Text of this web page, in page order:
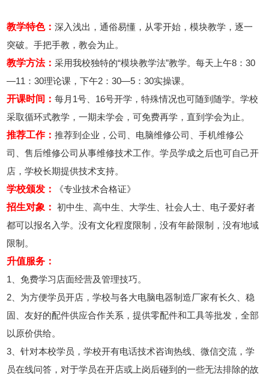
教学特色：深入浅出，通俗易懂，从零开始，模块教学，逐一
突破。手把手教，教会为止。
教学方法：采用我校独特的“模块教学法”教学。每天上午8：30
—11：30理论课，下午2：30—5：30实操课。
开课时间：每月1号、16号开学，特殊情况也可随到随学。学校
采取循环式教学，一期未学会，可免费再学，直到学会为止。
推荐工作：推荐到企业，公司、电脑维修公司、手机维修公
司、售后维修公司从事维修技术工作。学员学成之后也可自己开
店，学校长期提供技术支持。
学校颁发：
《专业技术合格证》
招生对象： 初中生、高中生、大学生、社会人士、电子爱好者
都可以报名入学。没有文化程度限制，没有年龄限制，没有地域
限制。
升值服务：
1、免费学习店面经营及管理技巧。
2、为方便学员开店，学校与各大电脑电器制造厂家有长久、稳
固、友好的配件供应合作关系，提供零配件和工具等批发，全部
以原价供给。
3、针对本校学员，学校开有电话技术咨询热线、微信交流，学
员在线问答，对于学员在开店或上岗后碰到的一些无法排除的故